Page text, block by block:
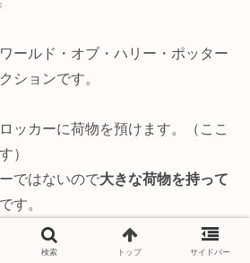
ールド・オブ・ハリー・ポッター
ションです。
ッカーに荷物を預けます。（ここ
）
ではないので大きな荷物を持って
す。
瞬間からアトラクションは始まっ
検索 トップ サイドバー